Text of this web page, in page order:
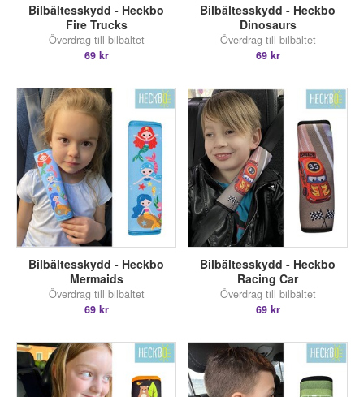
Bilbältesskydd - Heckbo
Fire Trucks
Överdrag till bilbältet
69 kr
Bilbältesskydd - Heckbo
Dinosaurs
Överdrag till bilbältet
69 kr
Bilbältesskydd - Heckbo
Mermaids
Överdrag till bilbältet
69 kr
Bilbältesskydd - Heckbo
Racing Car
Överdrag till bilbältet
69 kr